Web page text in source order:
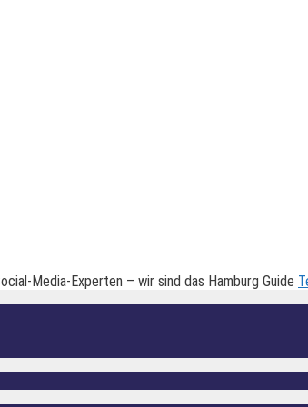
Media-Experten – wir sind das Hamburg Guide